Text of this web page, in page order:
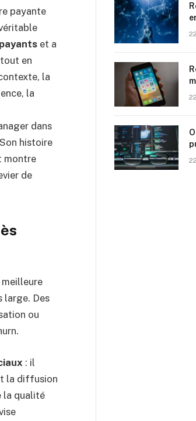
payante
et a
en
la
la
dans
histoire
montre
de
meilleure
large. Des
ou
: il
la diffusion
la qualité